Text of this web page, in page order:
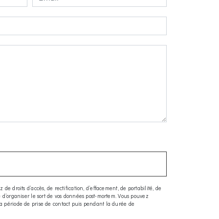
droits d’accès, de rectification, d’effacement, de portabilité, de
le sort de vos données post-mortem. Vous pouvez
période de prise de contact puis pendant la durée de